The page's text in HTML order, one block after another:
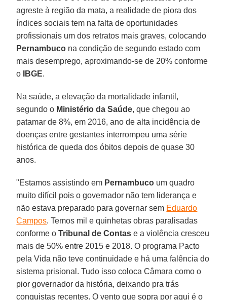
agreste à região da mata, a realidade de piora dos
índices sociais tem na falta de oportunidades
profissionais um dos retratos mais graves, colocando
Pernambuco na condição de segundo estado com
mais desemprego, aproximando-se de 20% conforme
o
IBGE.
Na saúde, a elevação da mortalidade infantil,
segundo o Ministério da Saúde, que chegou ao
patamar de 8%, em 2016, ano de alta incidência de
doenças entre gestantes interrompeu uma série
histórica de queda dos óbitos depois de quase 30
anos.
"Estamos assistindo em Pernambuco um quadro
muito difícil pois o governador não tem liderança e
não estava preparado para governar sem Eduardo
Campos. Temos mil e quinhetas obras paralisadas
conforme oTribunal de Contas e a violência cresceu
mais de 50% entre 2015 e 2018. O programa Pacto
pela Vida não teve continuidade e há uma falência do
sistema prisional. Tudo isso coloca Câmara como o
pior governador da história, deixando pra trás
conquistas recentes. O vento que sopra por aqui é o